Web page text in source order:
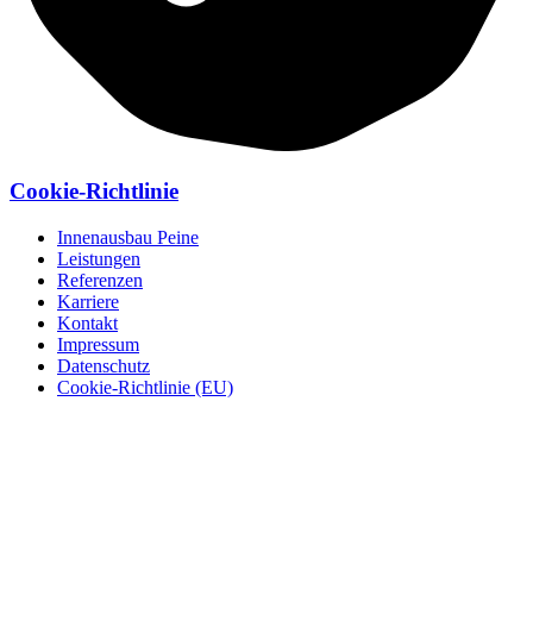
Cookie-Richtlinie
Innenausbau Peine
Leistungen
Referenzen
Karriere
Kontakt
Impressum
Datenschutz
Cookie-Richtlinie (EU)